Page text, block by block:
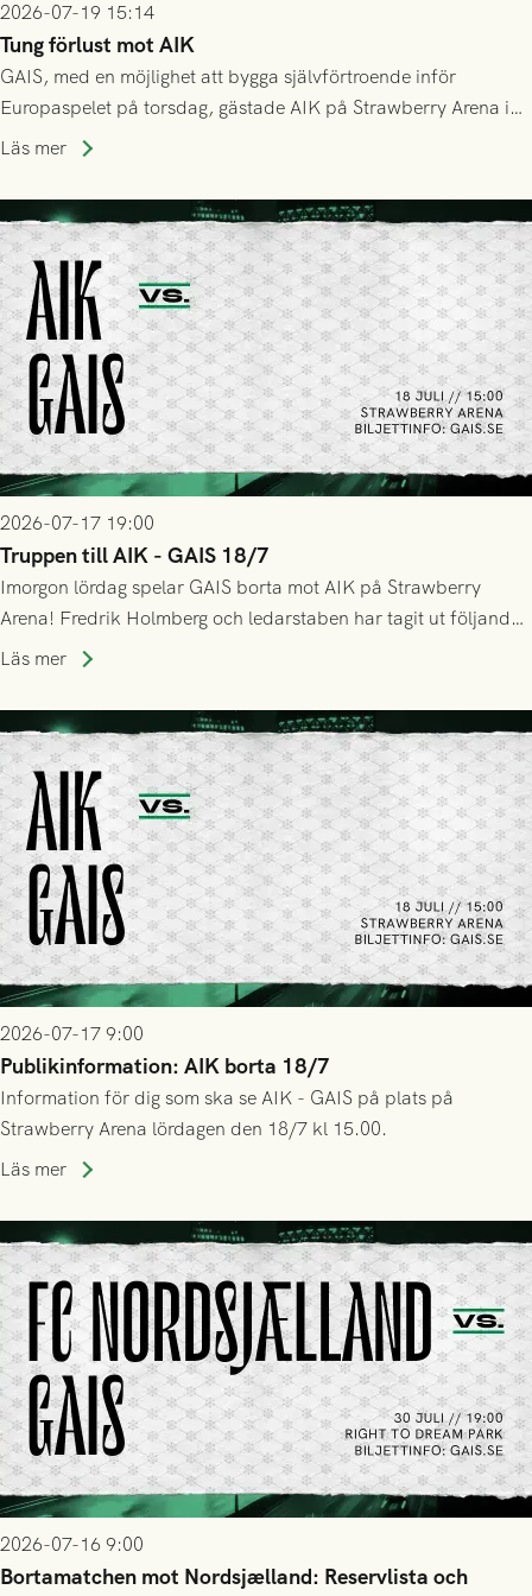
2026-07-19 15:14
Tung förlust mot AIK
GAIS, med en möjlighet att bygga självförtroende inför
Europaspelet på torsdag, gästade AIK på Strawberry Arena i
Stockholm . Men trots konstant hotande i första halvlek av
lyckades få in 2-0.
Läs mer
2026-07-17 19:00
Truppen till AIK - GAIS 18/7
Imorgon lördag spelar GAIS borta mot AIK på Strawberry
Arena! Fredrik Holmberg och ledarstaben har tagit ut följande
trupp till matchen:
Läs mer
2026-07-17 9:00
Publikinformation: AIK borta 18/7
Information för dig som ska se AIK - GAIS på plats på
Strawberry Arena lördagen den 18/7 kl 15.00.
Läs mer
2026-07-16 9:00
Bortamatchen mot Nordsjælland: Reservlista och